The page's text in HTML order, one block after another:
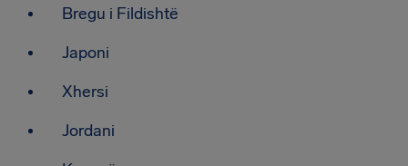
Bregu i Fildishtë
Japoni
Xhersi
Jordani